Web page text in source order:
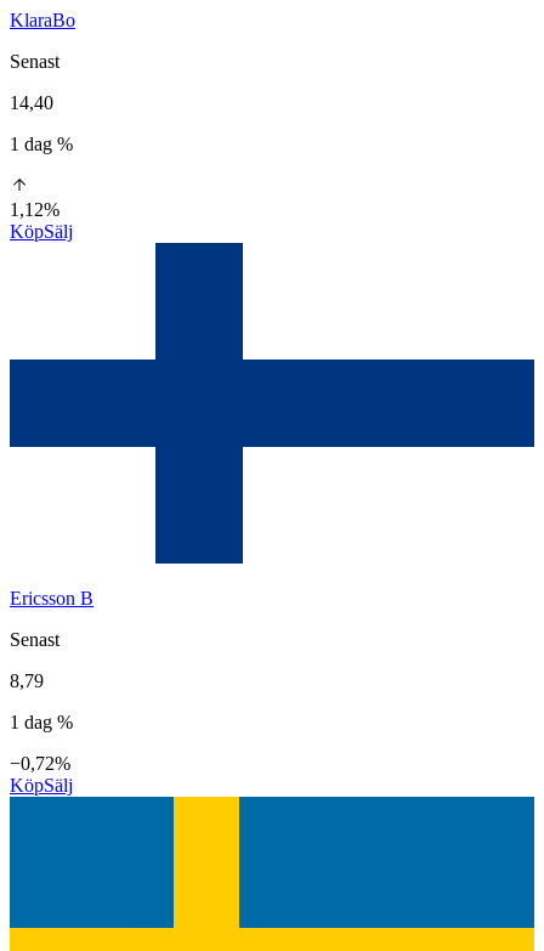
KlaraBo
Senast
14,40
1 dag %
1,12%
KöpSälj
Ericsson B
Senast
8,79
1 dag %
−0,72%
KöpSälj